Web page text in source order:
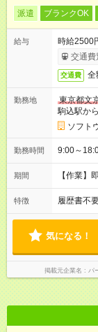
派遣 ブランクOK
給与
時給2500
交通費
交通費 全
勤務地
東京都文
駒込駅か
ソフト
勤務時間 9:00～
期間 【作業
特徴 履歴書不
気になる！
掲載元企業名 パ